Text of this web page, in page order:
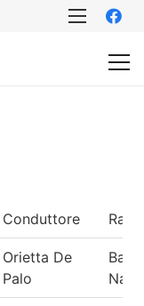
Conduttore
Orietta De
Palo
Nano